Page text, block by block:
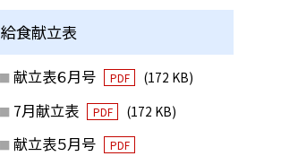
給食献立表
献立表６月号 PDF (172 KB)
7月献立表 PDF (172 KB)
献立表５月号 PDF